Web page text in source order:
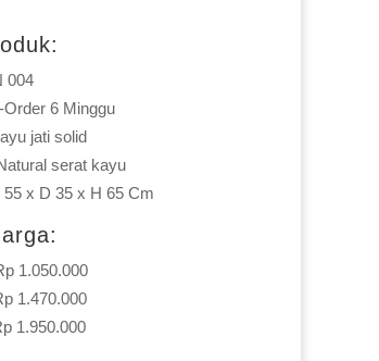
004
6 Minggu
jati solid
serat kayu
55 x D 35 x H 65 Cm
1.050.000
1.470.000
1.950.000